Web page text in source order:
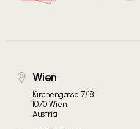
Wien
Kirchengasse 7/18
1070 Wien
Austria